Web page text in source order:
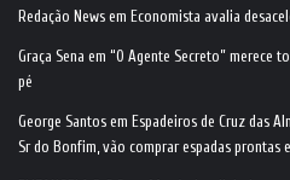
Redação News em Economista avalia
Graça Sena em “O Agente Secreto” merece
pé
George Santos em Espadeiros de Cruz das
Sr do Bonfim, vão comprar espadas